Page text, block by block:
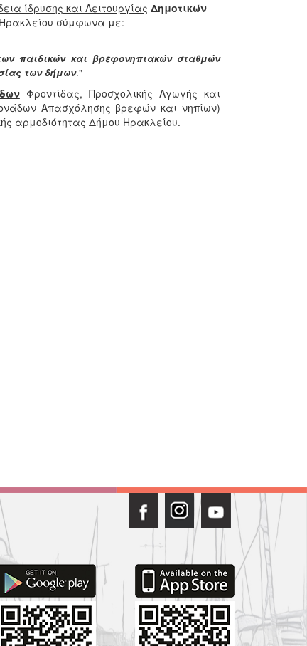
ίδρυσης και Λειτουργίας Δημοτικών
σύμφωνα με:
παιδικών και βρεφονηπιακών σταθμών
των δήμων."
Φροντίδας, Προσχολικής Αγωγής και
Απασχόλησης βρεφών και νηπίων)
αρμοδιότητας Δήμου Ηρακλείου.